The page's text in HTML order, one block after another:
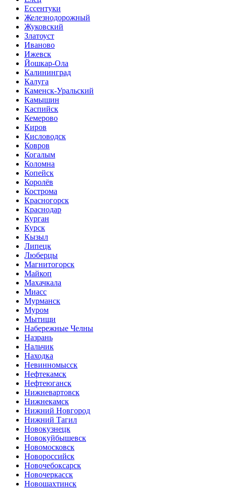
Ессентуки
Железнодорожный
Жуковский
Златоуст
Иваново
Ижевск
Йошкар-Ола
Калининград
Калуга
Каменск-Уральский
Камышин
Каспийск
Кемерово
Киров
Кисловодск
Ковров
Когалым
Коломна
Копейск
Королёв
Кострома
Красногорск
Краснодар
Курган
Курск
Кызыл
Липецк
Люберцы
Магнитогорск
Майкоп
Махачкала
Миасс
Мурманск
Муром
Мытищи
Набережные Челны
Назрань
Нальчик
Находка
Невинномысск
Нефтекамск
Нефтеюганск
Нижневартовск
Нижнекамск
Нижний Новгород
Нижний Тагил
Новокузнецк
Новокуйбышевск
Новомосковск
Новороссийск
Новочебоксарск
Новочеркасск
Новошахтинск